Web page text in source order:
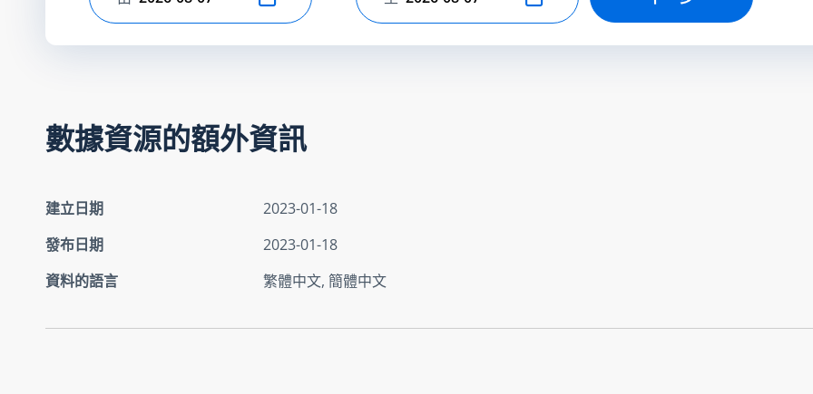
選擇開始日期 選擇結束日期
數據資源的額外資訊
建立日期
2023-01-18
發布日期
2023-01-18
資料的語言
繁體中文, 簡體中文